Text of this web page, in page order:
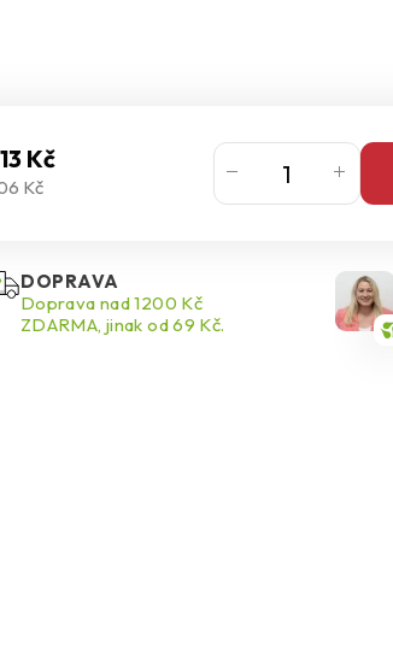
Kč
Kč
DOPRAVA
Doprava nad 1200 Kč
ZDARMA, jinak od 69 Kč.